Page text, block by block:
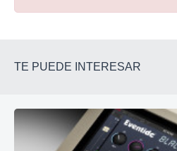
TE PUEDE INTERESAR